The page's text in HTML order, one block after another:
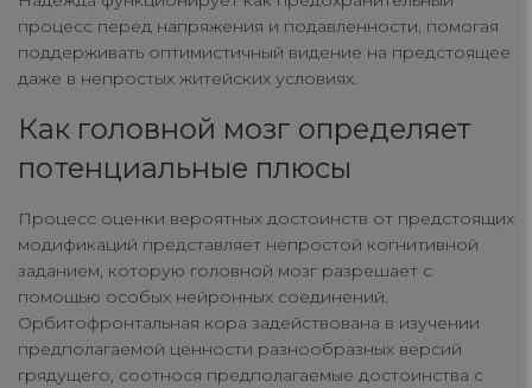
процесс перед напряжения и подавленности, помогая
поддерживать оптимистичный видение на предстоящее
даже в непростых житейских условиях.
Как головной мозг определяет
потенциальные плюсы
Процесс оценки вероятных достоинств от предстоящих
модификаций представляет непростой когнитивной
заданием, которую головной мозг разрешает с
помощью особых нейронных соединений.
Орбитофронтальная кора задействована в изучении
предполагаемой ценности разнообразных версий
грядущего, соотнося предполагаемые достоинства с
Your Privacy
Strictly Necessary Cookies
Performance Cookies